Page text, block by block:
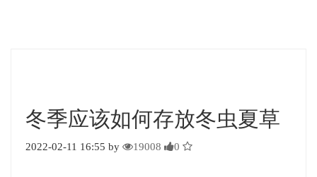
冬季应该如何存放冬虫夏草
2022-02-11 16:55 by 19008 0